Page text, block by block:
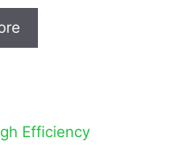
Efficiency